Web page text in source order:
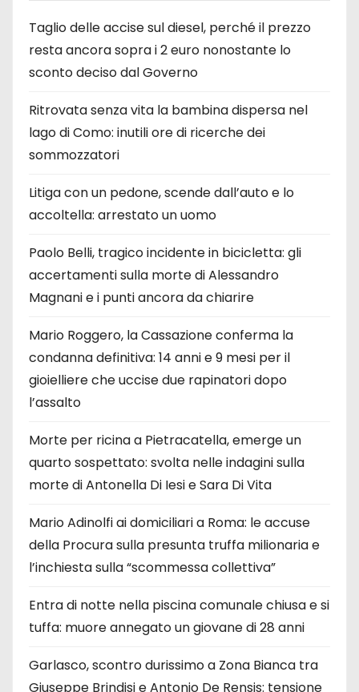
Taglio delle accise sul diesel, perché il prezzo
resta ancora sopra i 2 euro nonostante lo
sconto deciso dal Governo
Ritrovata senza vita la bambina dispersa nel
lago di Como: inutili ore di ricerche dei
sommozzatori
Litiga con un pedone, scende dall’auto e lo
accoltella: arrestato un uomo
Paolo Belli, tragico incidente in bicicletta: gli
accertamenti sulla morte di Alessandro
Magnani e i punti ancora da chiarire
Mario Roggero, la Cassazione conferma la
condanna definitiva: 14 anni e 9 mesi per il
gioielliere che uccise due rapinatori dopo
l’assalto
Morte per ricina a Pietracatella, emerge un
quarto sospettato: svolta nelle indagini sulla
morte di Antonella Di Iesi e Sara Di Vita
Mario Adinolfi ai domiciliari a Roma: le accuse
della Procura sulla presunta truffa milionaria e
l’inchiesta sulla “scommessa collettiva”
Entra di notte nella piscina comunale chiusa e si
tuffa: muore annegato un giovane di 28 anni
Garlasco, scontro durissimo a Zona Bianca tra
Giuseppe Brindisi e Antonio De Rensis: tensione